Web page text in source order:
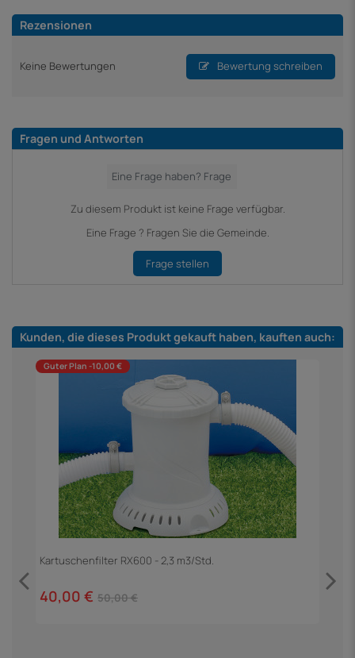
Rezensionen
Keine Bewertungen Bewertung schreiben
Fragen und Antworten
Zu diesem Produkt ist keine Frage verfügbar.
Eine Frage ? Fragen Sie die Gemeinde.
Frage stellen
Kunden, die dieses Produkt gekauft haben, kauften auch:
Guter Plan -10,00 €
Kartuschenfilter RX600 - 2,3 m3/Std.
40,00 € 50,00 €